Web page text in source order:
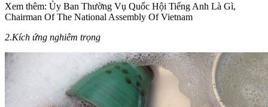
Xem thêm: Ủy Ban Thường Vụ Quốc Hội Tiếng Anh Là Gì,
Chairman Of The National Assembly Of Vietnam
2.Kích ứng nghiêm trọng